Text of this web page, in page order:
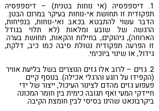
1. דיספפסיה (אי נוחות בטנית) – דיספפסיה
תפקודית זו תחושת אי-נוחות בעיקר במרום הבטן.
הדבר עשוי להתבטא בכאב ואי-נוחות, בנפיחות,
הרגשה של שובע ומלאות (לא תלוי בגודל
הארוחה), גיהוקים, בחילות והקאות, תחושת בערה.
זו הפרעה תפקודית נטולת סיבה כמו כיב, דלקת,
גידול, או שינוי ביוכימי.
2. גזים – לרוב אלו גזים הנוצרים בשל בליעת אוויר
(הקפידו על רוגע והרגלי אכילה). בנוסף קיים
פעפוע גזים מהדם לצינור העיכול, ייצור של ידי
חיידקי המעי ואף תגובה כימית בין חומר המכונה
ביקרבונאט שהינו בסיסי לבין חומצת הקיבה.